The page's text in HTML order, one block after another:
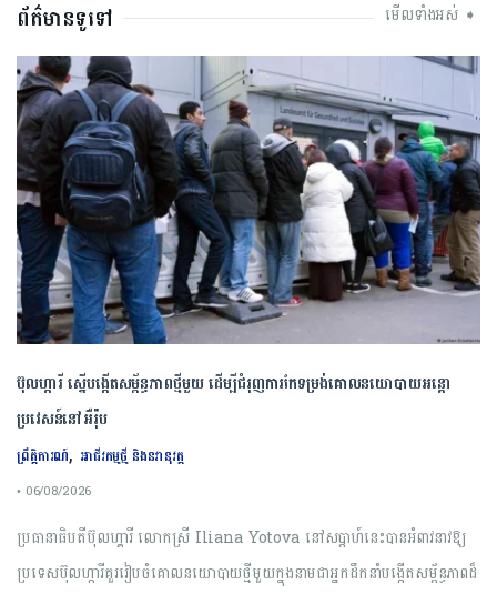
ព័ត៌មានទូទៅ មើលទាំងអស់ ➧
ប៊ុល​ហ្ការី ​ស្នើ​បង្កើត​សម្ព័ន្ធភាព​ថ្មី​មួយ ​ដើម្បី​ជំរុញ​ការ​កែទម្រង់​គោលនយោបាយ​អន្តោ
ប្រវេសន៍​នៅអឺរ៉ុប​
ព្រឹត្តិការណ៍, អាជីវកម្មថ្មី និងនវានុវត្ត
• 06/08/2026
ប្រធានាធិបតី​ប៊ុល​ហ្គារី ​លោកស្រី​ ​Iliana​ ​Yotova​ នៅ​សប្តាហ៍​នេះ​បាន​អំពាវនាវ​ឱ្យ​
ប្រទេស​ប៊ុលហ្ការី​គួរ​រៀបចំ​គោលនយោបាយថ្មីមួយក្នុងនាមជា​អ្នកដឹកនាំ​បង្កើត​សម្ព័ន្ធភាព​ដ៏​